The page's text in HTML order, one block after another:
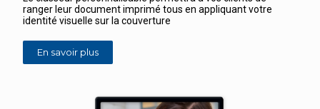
ranger leur document imprimé tous en appliquant votre
identité visuelle sur la couverture
En savoir plus